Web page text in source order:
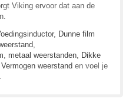
Viking ervoor dat aan de
, Dunne film
metaal weerstanden
Dikke
Vermogen weerstand en voel je